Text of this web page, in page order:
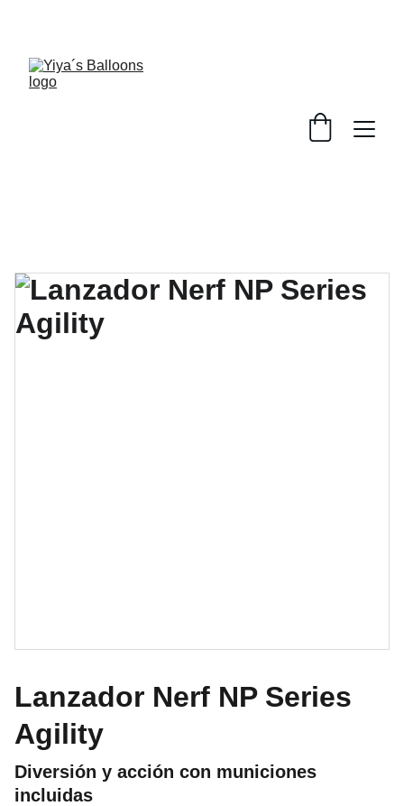
Lanzador Nerf NP Series
Agility
Diversión y acción con municiones
incluidas